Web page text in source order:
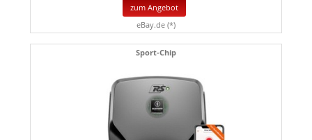
zum Angebot
eBay.de (*)
Sport-Chip